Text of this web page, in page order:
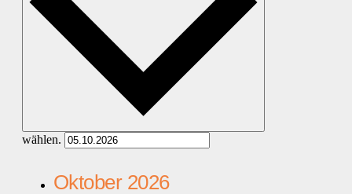
wählen.
Oktober 2026